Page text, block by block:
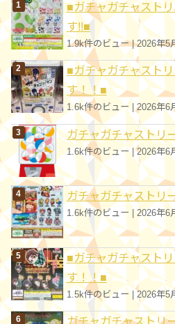
ー
■ガチャガチャスト
す!!■
1.9k件のビュー|2026年5
■ガチャガチャスト
す！！■
1.6k件のビュー|2026年6
ガチャガチャストリ
1.6k件のビュー|2026年6
ガチャガチャストリ
1.6k件のビュー |2026年6
■ガチャガチャスト
す！！■
1.5k件のビュー|2026年5
ガチャガチャストリ